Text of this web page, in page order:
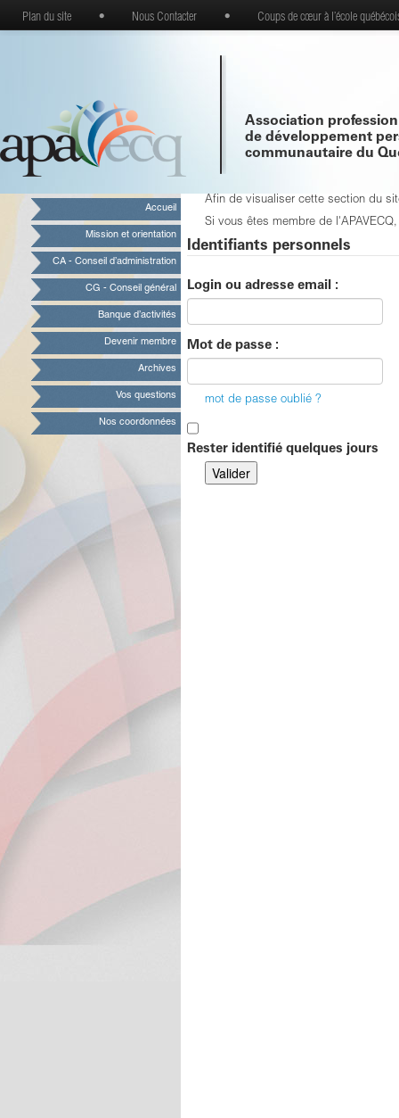
Plan du site • Nous Contacter • Coups de cœur à l’école
Association
de développement
communautaire du
Accueil
Mission et orientation
CA - Conseil d’administration
CG - Conseil général
Banque d’activités
Devenir membre
Archives
Vos questions
Nos coordonnées
Afin de visualiser cette section du
Si vous êtes membre de
Identifiants personnels
Login ou adresse email :
Mot de passe :
mot de passe oublié ?
Rester identifié quelques jours